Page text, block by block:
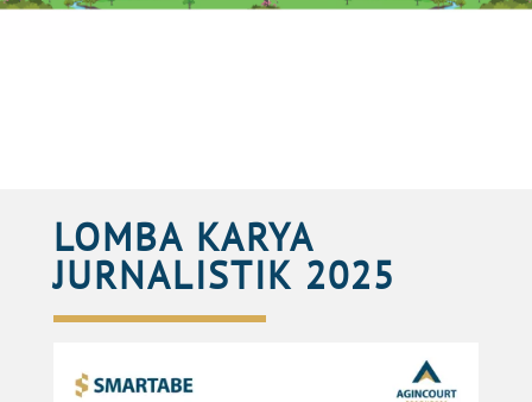
LOMBA KARYA
JURNALISTIK 2025